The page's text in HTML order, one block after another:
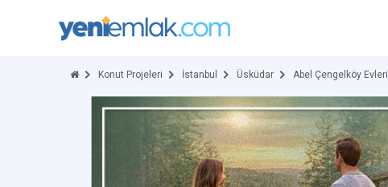
Konut Projeleri İstanbul Üsküdar Abel Çengelköy Evleri